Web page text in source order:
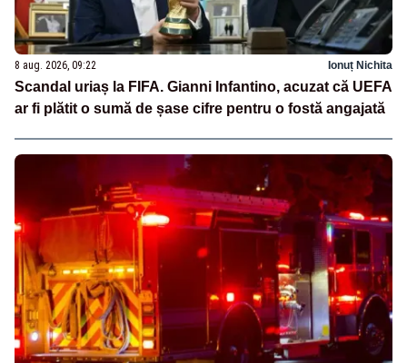
8 aug. 2026, 09:22 Ionuț Nichita
Scandal uriaș la FIFA. Gianni Infantino, acuzat că UEFA
ar fi plătit o sumă de șase cifre pentru o fostă angajată